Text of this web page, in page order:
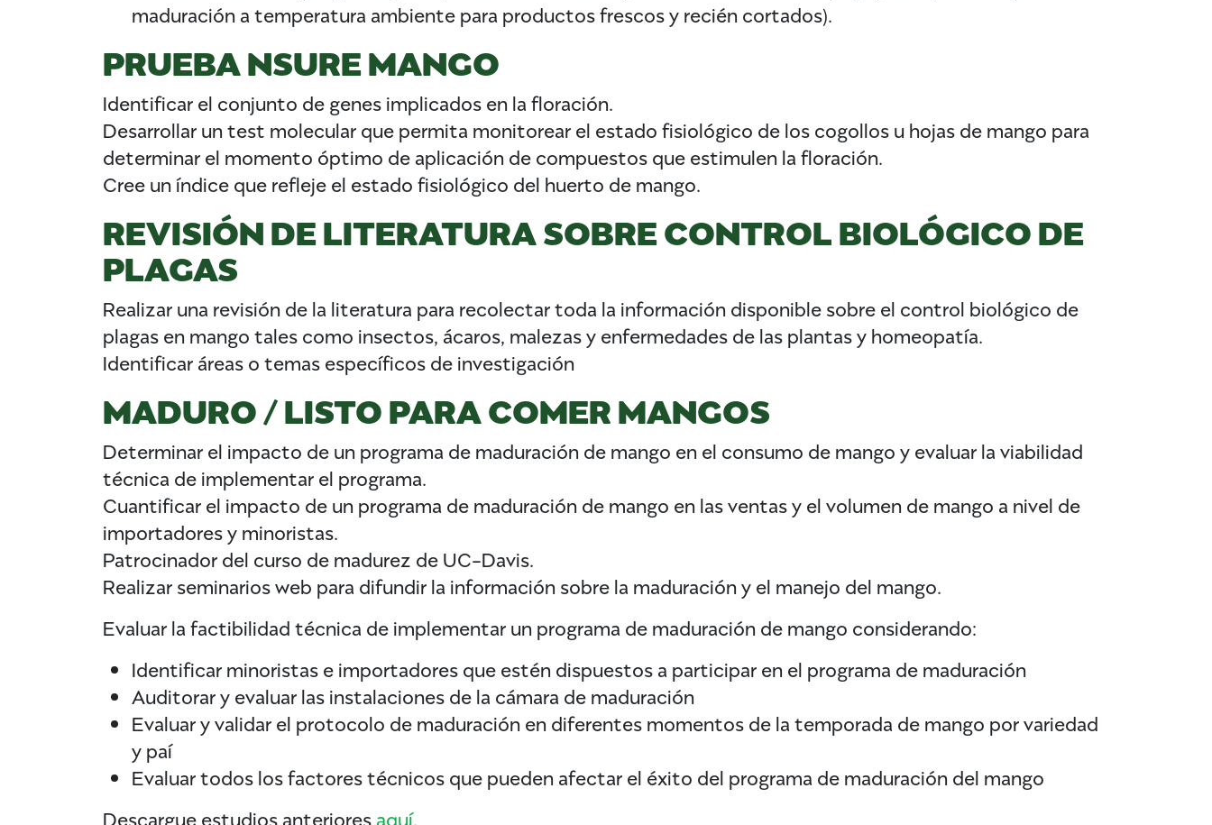
maduración a temperatura ambiente para productos frescos y recién cortados).
PRUEBA NSURE MANGO
Identificar el conjunto de genes implicados en la floración.
Desarrollar un test molecular que permita monitorear el estado fisiológico de los cogollos u hojas de mango para
determinar el momento óptimo de aplicación de compuestos que estimulen la floración.
Cree un índice que refleje el estado fisiológico del huerto de mango.
REVISIÓN DE LITERATURA SOBRE CONTROL BIOLÓGICO DE
PLAGAS
Realizar una revisión de la literatura para recolectar toda la información disponible sobre el control biológico de
plagas en mango tales como insectos, ácaros, malezas y enfermedades de las plantas y homeopatía.
Identificar áreas o temas específicos de investigación
MADURO / LISTO PARA COMER MANGOS
Determinar el impacto de un programa de maduración de mango en el consumo de mango y evaluar la viabilidad
técnica de implementar el programa.
Cuantificar el impacto de un programa de maduración de mango en las ventas y el volumen de mango a nivel de
importadores y minoristas.
Patrocinador del curso de madurez de UC-Davis.
Realizar seminarios web para difundir la información sobre la maduración y el manejo del mango.
Evaluar la factibilidad técnica de implementar un programa de maduración de mango considerando:
Identificar minoristas e importadores que estén dispuestos a participar en el programa de maduración
Auditorar y evaluar las instalaciones de la cámara de maduración
Evaluar y validar el protocolo de maduración en diferentes momentos de la temporada de mango por variedad
y paí
Evaluar todos los factores técnicos que pueden afectar el éxito del programa de maduración del mango
Descargue estudios anteriores aquí.